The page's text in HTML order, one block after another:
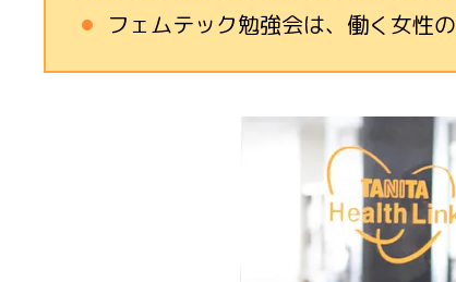
フェムテック勉強会は、働く女性